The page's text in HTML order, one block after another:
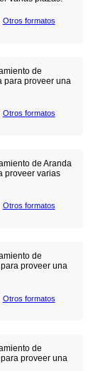
Otros formatos
de
para proveer una
Otros formatos
de Aranda
proveer varias
Otros formatos
de
proveer una
Otros formatos
de
proveer una